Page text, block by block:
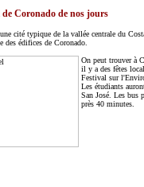
de Coronado de nos jours
cité typique de la vallée centrale du
des édifices de Coronado.
On peut trouver à
il y a des fêtes
Festival sur
Les étudiants
San José. Les bus
près 40 minutes.